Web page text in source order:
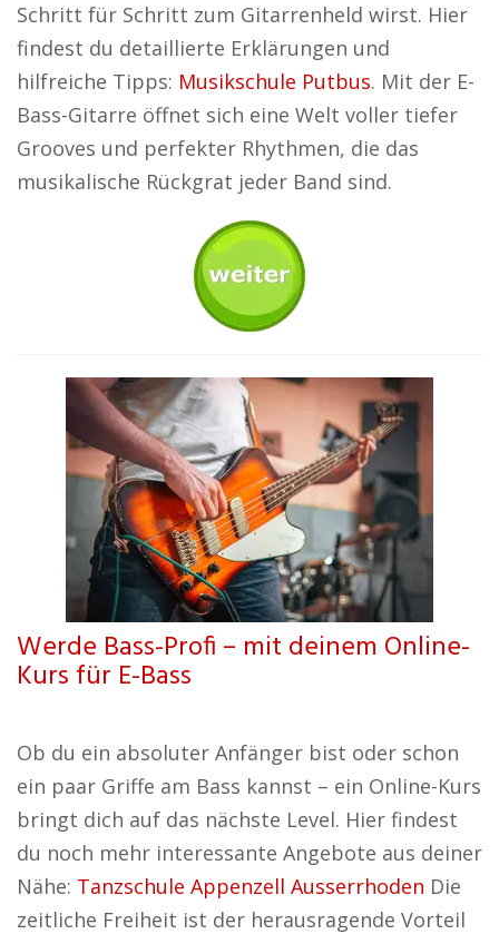
Schritt für Schritt zum Gitarrenheld wirst. Hier
findest du detaillierte Erklärungen und
hilfreiche Tipps: Musikschule Putbus. Mit der E-
Bass-Gitarre öffnet sich eine Welt voller tiefer
Grooves und perfekter Rhythmen, die das
musikalische Rückgrat jeder Band sind.
Werde Bass-Profi – mit deinem Online-
Kurs für E-Bass
Ob du ein absoluter Anfänger bist oder schon
ein paar Griffe am Bass kannst – ein Online-Kurs
bringt dich auf das nächste Level. Hier findest
du noch mehr interessante Angebote aus deiner
Nähe: Tanzschule Appenzell Ausserrhoden Die
zeitliche Freiheit ist der herausragende Vorteil